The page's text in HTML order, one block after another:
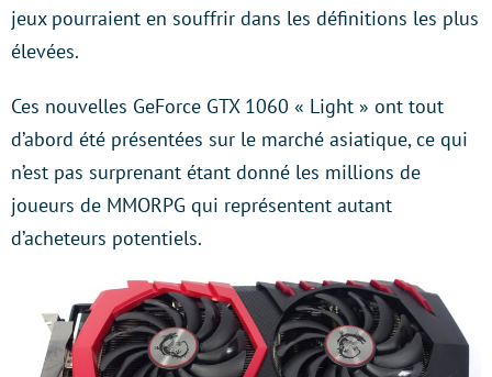
jeux pourraient en souffrir dans les définitions les plus
élevées.
Ces nouvelles GeForce GTX 1060 « Light » ont tout
d’abord été présentées sur le marché asiatique, ce qui
n’est pas surprenant étant donné les millions de
joueurs de MMORPG qui représentent autant
d’acheteurs potentiels.